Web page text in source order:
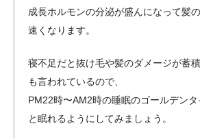
成長ホルモンの分泌が盛んになって髪
速くなります。
寝不足だと抜け毛や髪のダメージが蓄
も言われているので、
PM22時〜AM2時の睡眠のゴールデン
と眠れるようにしてみましょう。